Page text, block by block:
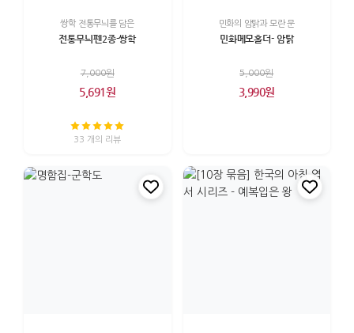
쌍학 전통무늬를 담은
전통무늬펜2종-쌍학
7,000원
5,691원
33 개의 리뷰
민화의 암탉과 모란 문
민화메모홀더- 암탉
5,000원
3,990원